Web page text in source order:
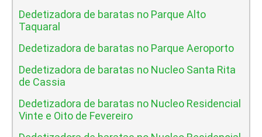
Dedetizadora de baratas no Parque Alto
Taquaral
Dedetizadora de baratas no Parque Aeroporto
Dedetizadora de baratas no Nucleo Santa Rita
de Cassia
Dedetizadora de baratas no Nucleo Residencial
Vinte e Oito de Fevereiro